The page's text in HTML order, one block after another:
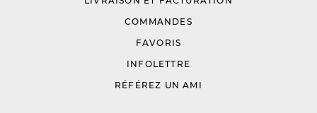
COMMANDES
FAVORIS
INFOLETTRE
RÉFÉREZ UN AMI